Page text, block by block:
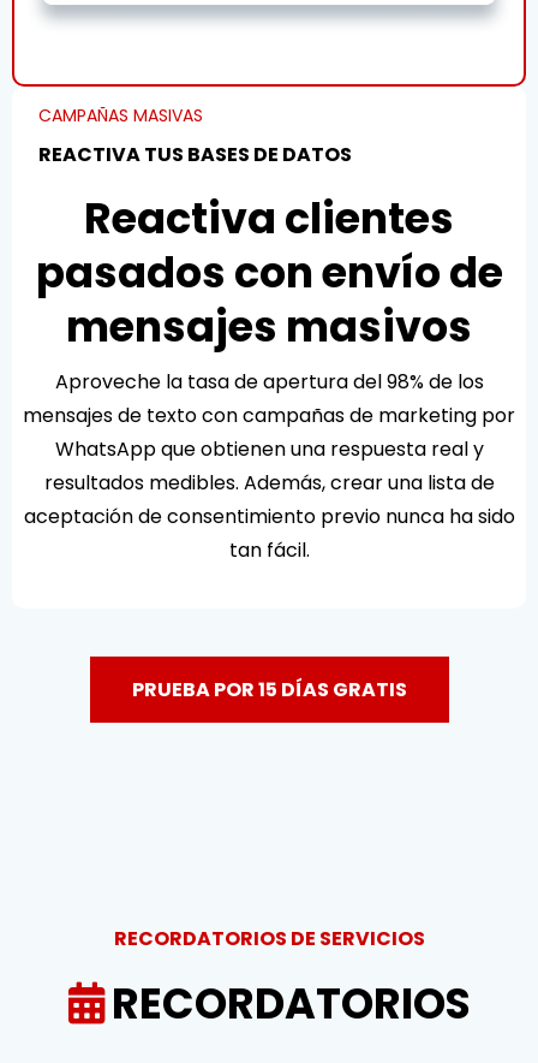
CAMPAÑAS MASIVAS
REACTIVA TUS BASES DE DATOS
Reactiva clientes
pasados con envío de
mensajes masivos
Aproveche la tasa de apertura del 98% de los
mensajes de texto con campañas de marketing por
WhatsApp que obtienen una respuesta real y
resultados medibles. Además, crear una lista de
aceptación de consentimiento previo nunca ha sido
tan fácil.
PRUEBA POR 15 DÍAS GRATIS
RECORDATORIOS DE SERVICIOS
RECORDATORIOS